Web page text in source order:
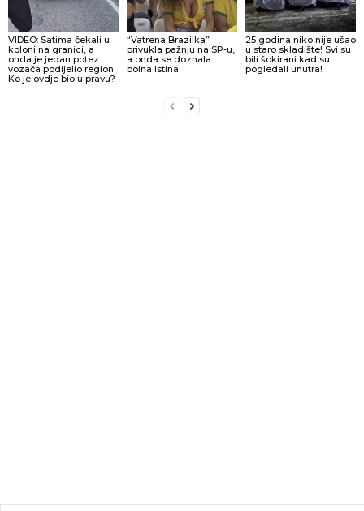
VIDEO: Satima čekali u
koloni na granici, a
onda je jedan potez
vozača podijelio region:
Ko je ovdje bio u pravu?
“Vatrena Brazilka”
privukla pažnju na SP-u,
a onda se doznala
bolna istina
25 godina niko nije ušao
u staro skladište! Svi su
bili šokirani kad su
pogledali unutra!